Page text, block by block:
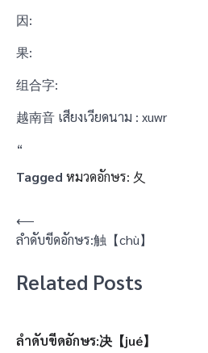
因:
果:
组合字:
越南音 เสียงเวียดนาม : xuwr
“
Tagged หมวดอักษร: 夂
แนะแนว
เรื่อง
⟵
ลำดับขีดอักษร:触【chù】
Related Posts
ลำดับขีดอักษร:决【jué】